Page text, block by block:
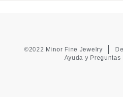
©2022 Minor Fine Jewelry
Ayuda y Preguntas